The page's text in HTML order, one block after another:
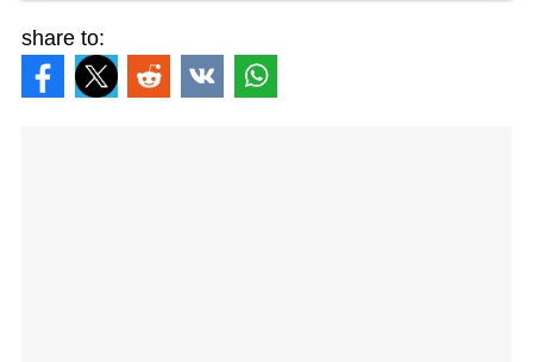
share to: